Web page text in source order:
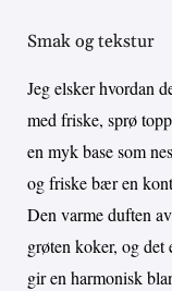
Smak og tekstur
Jeg elsker hvordan
med friske, sprø
en myk base som
og friske bær en
Den varme duften
grøten koker, og det
gir en harmonisk